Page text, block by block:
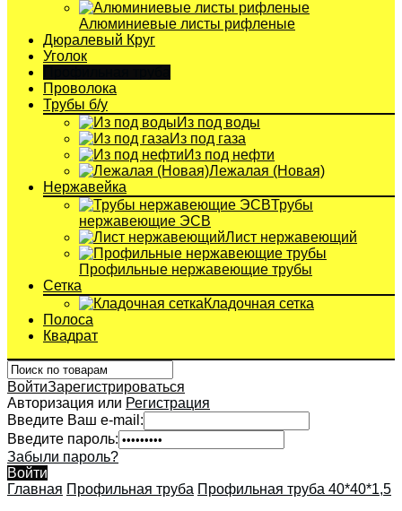
Алюминиевые листы рифленые
Дюралевый Круг
Уголок
Проволока
Трубы б/у
Из под воды
Из под газа
Из под нефти
Лежалая (Новая)
Нержавейка
Трубы
нержавеющие ЭСВ
Лист нержавеющий
Профильные нержавеющие трубы
Сетка
Кладочная сетка
Полоса
Квадрат
ВойтиЗарегистрироваться
Авторизация или Регистрация
Введите Ваш e-mail:
Введите пароль:
Забыли пароль?
Войти
Главная Профильная труба Профильная труба 40*40*1,5